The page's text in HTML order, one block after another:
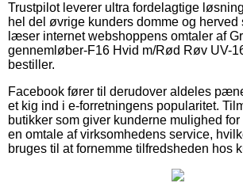
Trustpilot leverer ultra fordelagtige
hel del øvrige kunders domme og herved
læser internet webshoppens omtaler af
gennemløber-F16 Hvid m/Rød Røv UV-
bestiller.
Facebook fører til derudover aldeles
et kig ind i e-forretningens popularitet.
butikker som giver kunderne mulighed
en omtale af virksomhedens service,
bruges til at fornemme tilfredsheden hos